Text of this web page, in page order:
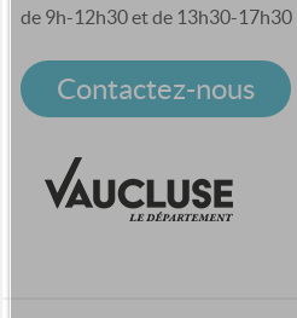
de 9h-12h30 et de 13h30-17h30
Contactez-nous